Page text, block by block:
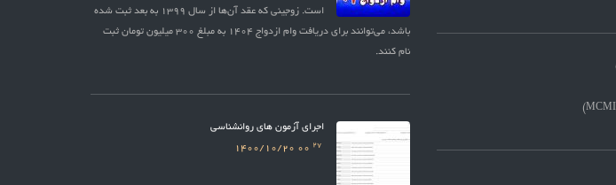
است. زوجینی که عقد آن‌ها از سال 1399 به بعد ثبت شده
باشد، می‌توانند برای دریافت وام ازدواج 1404 به مبلغ 300 میلیون تومان ثبت
نام کنند.
اجرای آزمون های روانشناسی
27
1400/10/20